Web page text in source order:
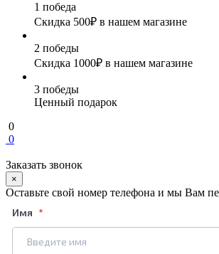
1 победа
Скидка 500₽ в нашем магазине
2 победы
Скидка 1000₽ в нашем магазине
3 победы
Ценный подарок
0
0
Заказать звонок
×
Оставьте свой номер телефона и мы Вам
Имя